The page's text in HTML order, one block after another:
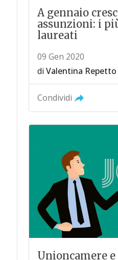
A gennaio
assunzioni: i
laureati
09 Gen 2020
di Valentina Repetto
Condividi
Unioncamere